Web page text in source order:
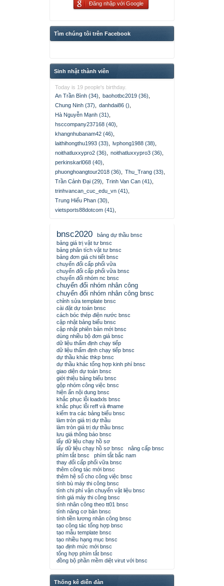
Đăng nhập với Google
Tìm chúng tôi trên Facebook
Sinh nhật thành viên
Today is 19 people's birthday.
An Trần Bình (34)
baohotbc2019 (36)
Chung Ninh (37)
danhdai86 ()
Hà Nguyễn Mạnh (31)
hsccompany237168 (40)
khangnhubanam42 (46)
laithihongthu1993 (33)
lvphong1988 (38)
noithatluxxypro2 (36)
noithatluxxypro3 (36)
perkinskarl068 (40)
phuonghoangtour2018 (36)
Thu_Trang (33)
Trần Cảnh Đại (29)
Trinh Van Can (41)
trinhvancan_cuc_edu_vn (41)
Trung Hiếu Phan (30)
vietsports88dotcom (41)
bnsc2020
bảng dự thầu bnsc
bảng giá trị vật tư bnsc
bảng phân tích vật tư bnsc
bảng đơn giá chi tiết bnsc
chuyển đổi cấp phối vữa
chuyển đổi cấp phối vữa bnsc
chuyển đổi nhóm nc bnsc
chuyển đổi nhóm nhân công
chuyển đổi nhóm nhân công bnsc
chỉnh sửa template bnsc
cài đặt dự toán bnsc
cách bóc thép điện nước bnsc
cập nhật bảng biểu bnsc
cập nhật phiên bản mới bnsc
dùng nhiều bộ đơn giá bnsc
dữ liệu thẩm định chạy tiếp
dữ liệu thẩm định chạy tiếp bnsc
dự thầu khác thkp bnsc
dự thầu khác tổng hợp kinh phí bnsc
giao diện dự toán bnsc
giới thiệu bảng biểu bnsc
gộp nhóm công việc bnsc
hiện ẩn nội dung bnsc
khắc phục lỗi loadxls bnsc
khắc phục lỗi reff và #name
kiểm tra các bảng biểu bnsc
làm tròn giá trị dự thầu
làm tròn giá trị dự thầu bnsc
lưu giá thông báo bnsc
lấy dữ liệu chạy hồ sơ
lấy dữ liệu chạy hồ sơ bnsc
nâng cấp bnsc
phím tắt bnsc
phím tắt bắc nam
thay đổi cấp phối vữa bnsc
thêm công tác mới bnsc
thêm hệ số cho công việc bnsc
tính bù máy thi công bnsc
tính chi phí vận chuyển vật liệu bnsc
tính giá máy thi công bnsc
tính nhân công theo tt01 bnsc
tính năng cơ bản bnsc
tính tiền lương nhân công bnsc
tạo công tác tổng hợp bnsc
tạo mẫu template bnsc
tạo nhiều hạng mục bnsc
tạo định mức mới bnsc
tổng hợp phím tắt bnsc
đồng bộ phần mềm diệt virut với bnsc
Thống kê diễn đàn